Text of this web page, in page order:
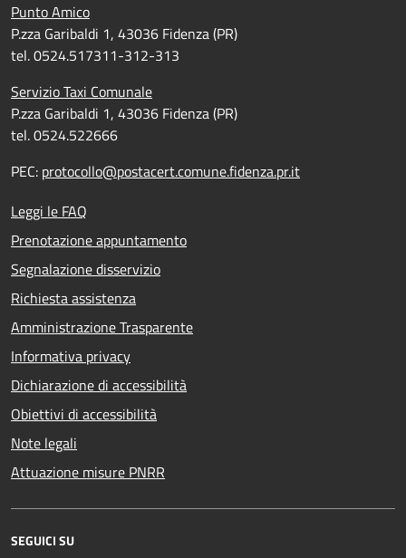
Punto Amico
P.zza Garibaldi 1, 43036 Fidenza (PR)
tel. 0524.517311-312-313
Servizio Taxi Comunale
P.zza Garibaldi 1, 43036 Fidenza (PR)
tel. 0524.522666
PEC: protocollo@postacert.comune.fidenza.pr.it
Leggi le FAQ
Prenotazione appuntamento
Segnalazione disservizio
Richiesta assistenza
Amministrazione Trasparente
Informativa privacy
Dichiarazione di accessibilità
Obiettivi di accessibilità
Note legali
Attuazione misure PNRR
SEGUICI SU